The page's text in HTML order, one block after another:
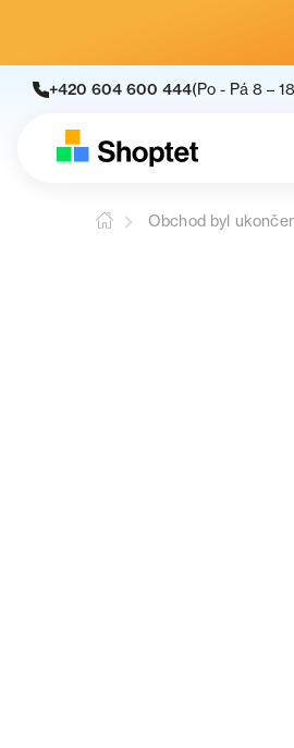
+420 604 600 444(Po - Pá 8 –
Obchod byl